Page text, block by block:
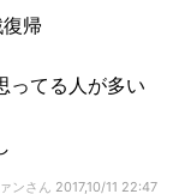
帰
ってる人が多い
ンさん 2017,10/11 22:47